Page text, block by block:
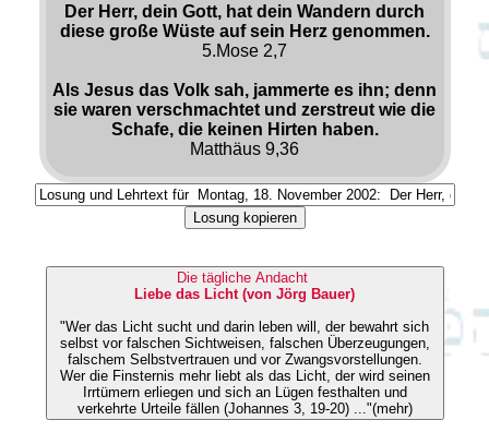
Der Herr, dein Gott, hat dein Wandern durch
diese große Wüste auf sein Herz genommen.
5.Mose 2,7
Als Jesus das Volk sah, jammerte es ihn; denn
sie waren verschmachtet und zerstreut wie die
Schafe, die keinen Hirten haben.
Matthäus 9,36
Losung kopieren
Die tägliche Andacht
Liebe das Licht (von Jörg Bauer)
"Wer das Licht sucht und darin leben will, der bewahrt sich
selbst vor falschen Sichtweisen, falschen Überzeugungen,
falschem Selbstvertrauen und vor Zwangsvorstellungen.
Wer die Finsternis mehr liebt als das Licht, der wird seinen
Irrtümern erliegen und sich an Lügen festhalten und
verkehrte Urteile fällen (Johannes 3, 19-20) ..."(mehr)